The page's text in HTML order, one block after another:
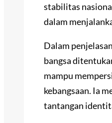
stabilitas
dalam
Dalam
bangsa
mampu
kebangsaan. Ia
tantangan